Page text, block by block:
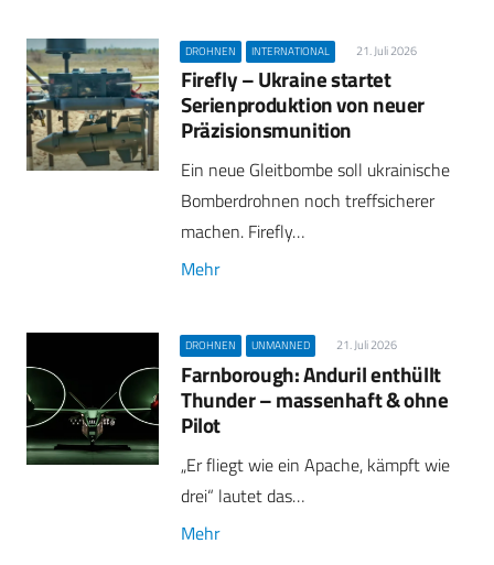
DROHNEN INTERNATIONAL 21. Juli 2026
Firefly – Ukraine startet
Serienproduktion von neuer
Präzisionsmunition
Ein neue Gleitbombe soll ukrainische
Bomberdrohnen noch treffsicherer
machen. Firefly…
Mehr
DROHNEN UNMANNED 21. Juli 2026
Farnborough: Anduril enthüllt
Thunder – massenhaft & ohne
Pilot
„Er fliegt wie ein Apache, kämpft wie
drei“ lautet das…
Mehr